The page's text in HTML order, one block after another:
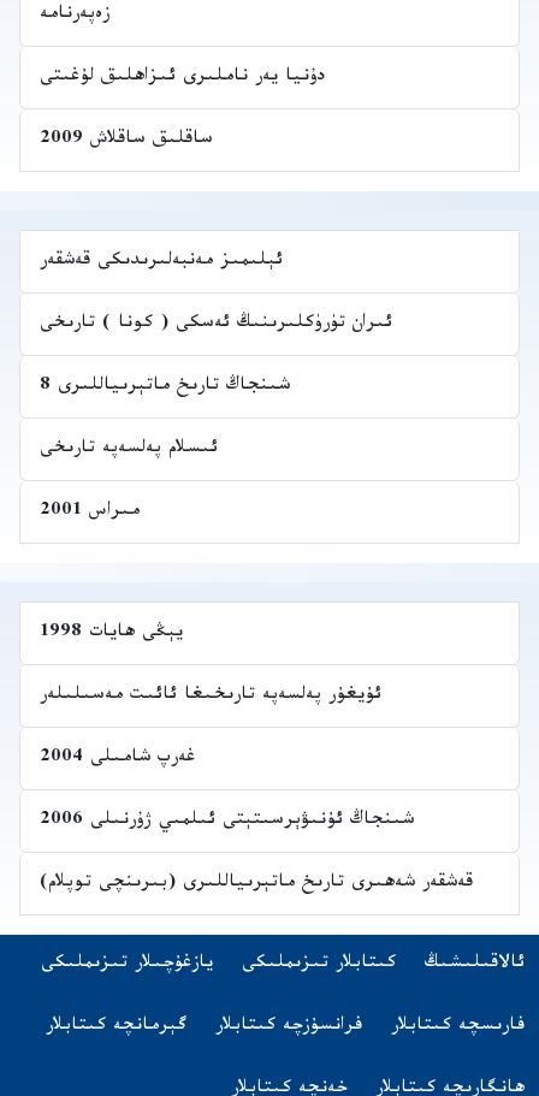
زەپەرنامە
دۇنيا يەر ناملىرى ئىزاھلىق لۇغىتى
ساقلىق ساقلاش 2009
ئېلىمىز مەنبەلىرىدىكى قەشقەر
ئىران تۈرۈكلىرىنىڭ ئەسكى ( كونا ) تارىخى
شىنجاڭ تارىخ ماتېرىياللىرى 8
ئىسلام پەلسەپە تارىخى
مىراس 2001
يېڭى ھايات 1998
ئۇيغۇر پەلسەپە تارىخىغا ئائىت مەسىلىلەر
غەرپ شامىلى 2004
شىنجاڭ ئۇنىۋېرسىتېتى ئىلمىي ژۇرنىلى 2006
قەشقەر شەھىرى تارىخ ماتېرىياللىرى (بىرىنچى توپلام)
Navigation
ئالاقىلىشىڭ كىتابلار تىزىملىكى
(opens in new tab) يازغۇچىلار تىزىملىكى
باشقا تىلدىكى كىتابلار
فارىسچە كىتابلار
(opens in new tab) فرانسۇزچە كىتابلار
(opens in new tab) گېرمانچە كىتابلار
(opens in new tab)
ھانگارىچە كىتابلار
(opens in new tab) خەنچە كىتابلار
(opens in new tab)